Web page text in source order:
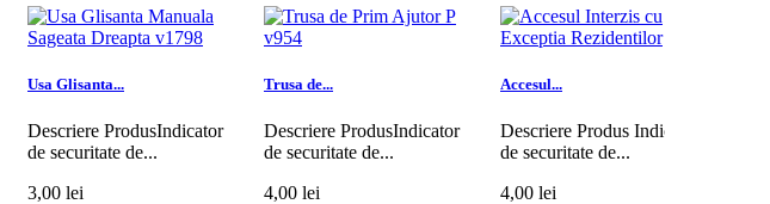
Usa Glisanta...
Descriere ProdusIndicator
de securitate de...
3,00 lei
Trusa de...
Descriere ProdusIndicator
de securitate de...
4,00 lei
Accesul...
Descriere Produs Indicator
de securitate de...
4,00 lei